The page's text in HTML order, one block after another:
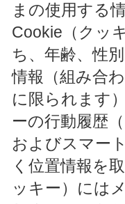
まの使用する
Cookie（クッ
ち、年齢、性
情報（組み合
に限られます
ーの行動履歴
およびスマー
く位置情報を
ッキー）には